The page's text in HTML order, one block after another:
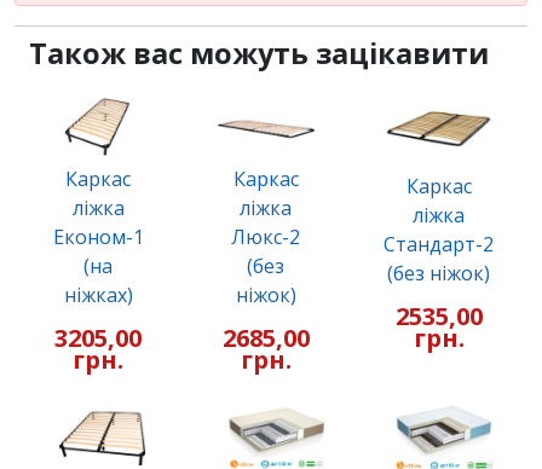
Також вас можуть зацікавити
Каркас
ліжка
Економ-1
(на
ніжках)
3205,00
грн.
Каркас
ліжка
Люкс-2
(без
ніжок)
2685,00
грн.
Каркас
ліжка
Стандарт-2
(без ніжок)
2535,00
грн.